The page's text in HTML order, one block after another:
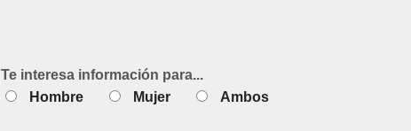
Te interesa información para...
Hombre
Mujer Ambos